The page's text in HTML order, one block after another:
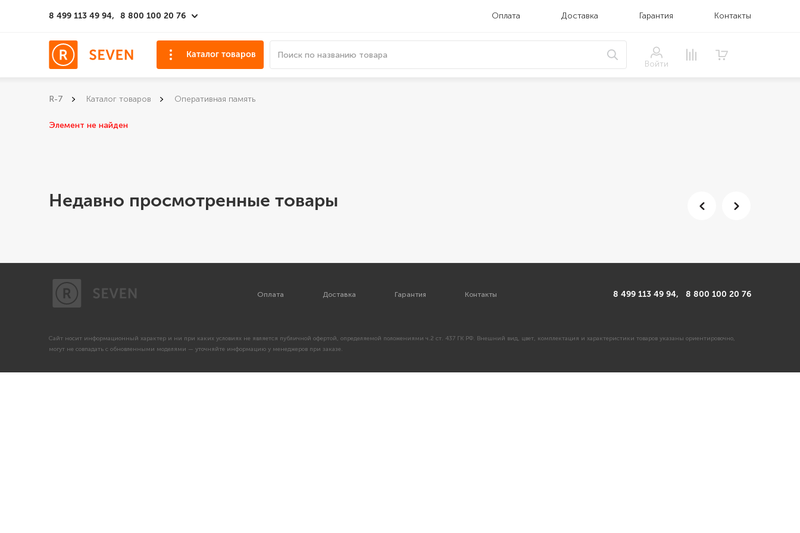
8 499 113 49 94, 8 800 100 20 76 Оплата Доставка Гарантия Контакты
Войти
Каталог товаров
R-7 Каталог товаров Оперативная память
Элемент не найден
Недавно просмотренные товары
Оплата Доставка Гарантия Контакты 8 499 113 49 94, 8 800 100 20 76
Сайт носит информационный характер и ни при каких условиях не является публичной офертой, определяемой положениями ч.2 ст. 437 ГК РФ. Внешний вид, цвет, комплектация и характеристики товаров указаны ориентировочно,
могут не совпадать с обновленными моделями — уточняйте информацию у менеджеров при заказе.